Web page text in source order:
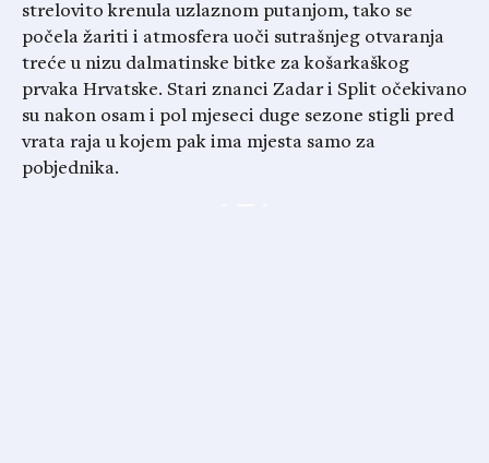
strelovito krenula uzlaznom putanjom, tako se
počela žariti i atmosfera uoči sutrašnjeg otvaranja
treće u nizu dalmatinske bitke za košarkaškog
prvaka Hrvatske. Stari znanci Zadar i Split očekivano
su nakon osam i pol mjeseci duge sezone stigli pred
vrata raja u kojem pak ima mjesta samo za
pobjednika.